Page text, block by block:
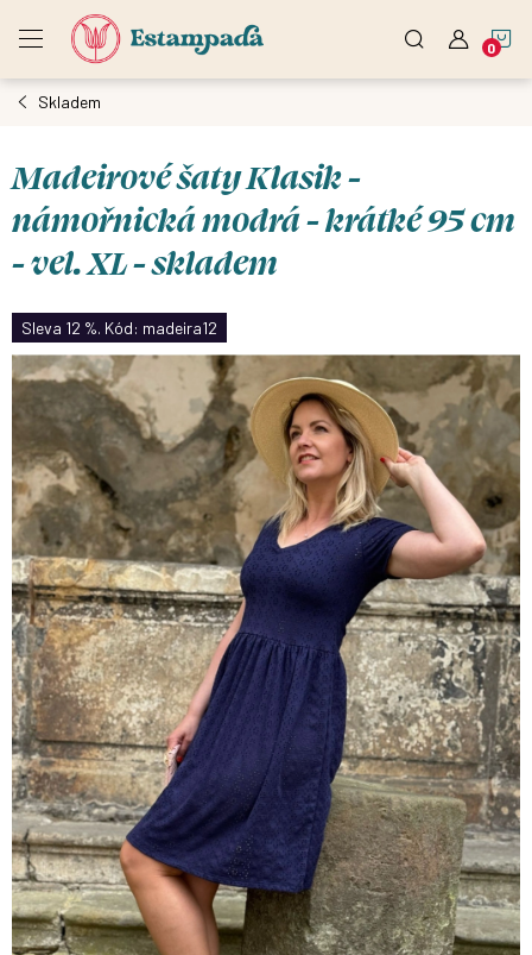
Skladem
Madeirové šaty Klasik -
námořnická modrá - krátké 95 cm
- vel. XL - skladem
Sleva 12 %. Kód: madeira12